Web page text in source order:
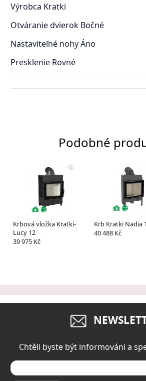
Výrobca Kratki
Otváranie dvierok Bočné
Nastaviteľné nohyÁno
Presklenie Rovné
Podobné
Krbová vložka Kratki-
Lucy 12
39 975 Kč
Krb Kratki Nadia
40 488 Kč
Chtěli byste být informováni a